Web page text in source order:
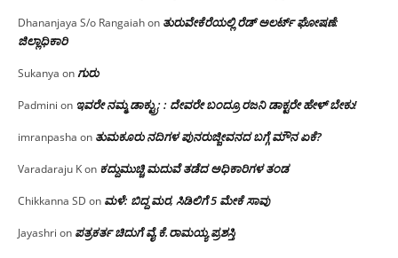
Dhananjaya S/o Rangaiahon ತುರುವೇಕೆರೆಯಲ್ಲಿ ರೆಡ್ ಅಲರ್ಟ್ ಘೋಷಣೆ:
ಜಿಲ್ಲಾಧಿಕಾರಿ
Sukanya onಗುರು
Padmini on ಇವರೇ ನಮ್ಮ ಡಾಕ್ಟ್ರು; : ದೇವರೇ ಬಂದ್ರೂ ರಜನಿ ಡಾಕ್ಟರೇ ಹೇಳ್ ಬೇಕು!
imranpasha on ತುಮಕೂರು ನದಿಗಳ ಪುನರುಜ್ಜೀವನದ ಬಗ್ಗೆ ಮೌನ ಏಕೆ?
Varadaraju Kon ಕದ್ದುಮುಚ್ಚಿ ಮದುವೆ ತಡೆದ ಅಧಿಕಾರಿಗಳ ತಂಡ
Chikkanna SD on ಮಳೆ: ಬಿದ್ದ ಮರ, ಸಿಡಿಲಿಗೆ 5 ಮೇಕೆ ಸಾವು
Jayashri on ಪತ್ರಕರ್ತ ಚಿದುಗೆ ವೈ.ಕೆ.ರಾಮಯ್ಯ ಪ್ರಶಸ್ತಿ